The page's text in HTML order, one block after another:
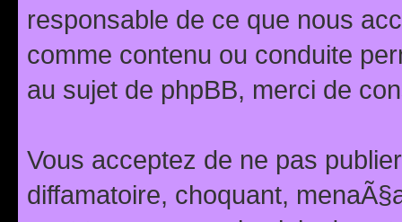
responsable de ce que nous
comme contenu ou conduite
au sujet de phpBB, merci de
Vous acceptez de ne pas
diffamatoire, choquant,